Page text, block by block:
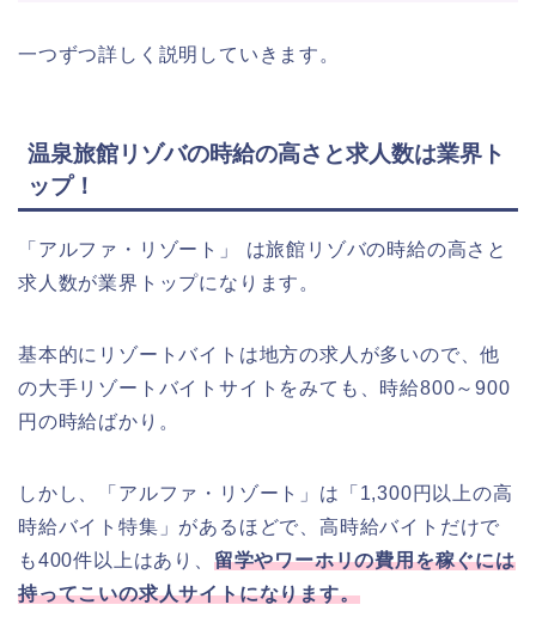
一つずつ詳しく説明していきます。
温泉旅館リゾバの時給の高さと求人数は業界ト
ップ！
「アルファ・リゾート」
は旅館リゾバの時給の高さと
求人数が業界トップになります。
基本的にリゾートバイトは地方の求人が多いので、他
の大手リゾートバイトサイトをみても、時給800～900
円の時給ばかり。
しかし、「アルファ・リゾート」は「1,300円以上の高
時給バイト特集」があるほどで、高時給バイトだけで
も400件以上はあり、 留学やワーホリの費用を稼ぐには
持ってこいの求人サイトになります。